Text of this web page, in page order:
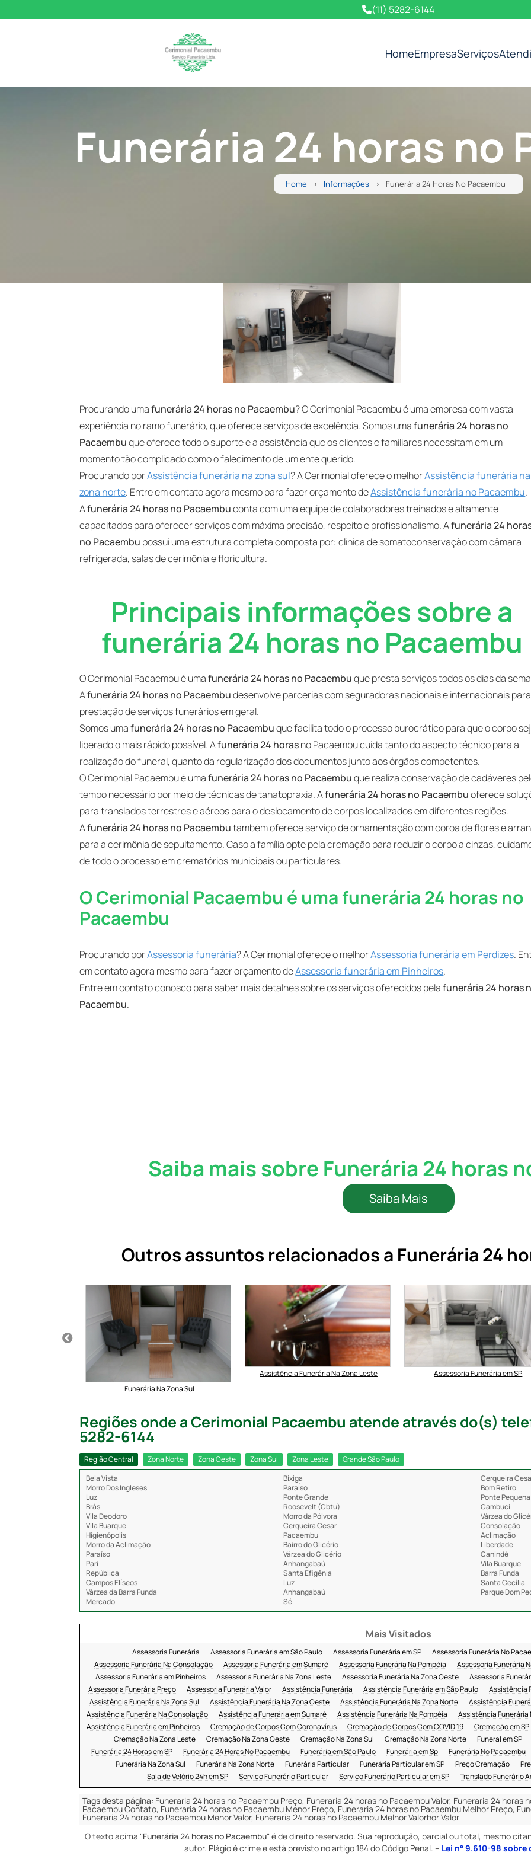
(11) 5282-6144
HomeEmpresaServiços
Funerária 24 horas no
Home Informações Funerária 24 Horas No Pacaembu
Procurando umafunerária 24 horas no Pacaembu? O Cerimonial Pacaembu é uma empresa com vasta
experiência no ramo funerário, que oferece serviços de excelência. Somos umafunerária 24 horas no
Pacaembuque oferece todo o suporte e a assistência que os clientes e familiares necessitam em um
momento tão complicado como o falecimento de um ente querido.
Procurando porAssistência funerária na zona sul? A Cerimonial oferece o melhorAssistência funerária na
zona norte. Entre em contato agora mesmo para fazer orçamento deAssistência funerária no Pacaembu.
Afunerária 24 horas no Pacaembuconta com uma equipe de colaboradores treinados e altamente
capacitados para oferecer serviços com máxima precisão, respeito e profissionalismo. Afunerária 24
no Pacaembu possui uma estrutura completa composta por: clínica de somatoconservação com câmara
refrigerada, salas de cerimônia e floricultura.
Principais informações sobre a
funerária 24 horas no Pacaembu
O Cerimonial Pacaembu é umafunerária 24 horas no Pacaembuque presta serviços todos os dias da
Afunerária 24 horas no Pacaembudesenvolve parcerias com seguradoras nacionais e internacionais para
prestação de serviços funerários em geral.
Somos umafunerária 24 horas no Pacaembuque facilita todo o processo burocrático para que o corpo
liberado o mais rápido possível. Afunerária 24 horasno Pacaembu cuida tanto do aspecto técnico para a
realização do funeral, quanto da regularização dos documentos junto aos órgãos competentes.
O Cerimonial Pacaembu é umafunerária 24 horas no Pacaembuque realiza conservação de cadáveres
tempo necessário por meio de técnicas de tanatopraxia. Afunerária 24 horas no Pacaembuoferece
para translados terrestres e aéreos para o deslocamento de corpos localizados em diferentes regiões.
Afunerária 24 horas no Pacaembutambém oferece serviço de ornamentação com coroa de flores e
para a cerimônia de sepultamento. Caso a família opte pela cremação para reduzir o corpo a cinzas,
de todo o processo em crematórios municipais ou particulares.
O Cerimonial Pacaembu é uma funerária 24 horas no
Pacaembu
Procurando porAssessoria funerária? A Cerimonial oferece o melhorAssessoria funerária em Perdizes.
em contato agora mesmo para fazer orçamento deAssessoria funerária em Pinheiros.
Entre em contato conosco para saber mais detalhes sobre os serviços oferecidos pelafunerária 24 horas
Pacaembu.
Saiba mais sobre Funerária 24 horas
Saiba Mais
Outros assuntos relacionados a Funerária 24
Funerária Na Zona Sul
Assistência Funerária Na Zona Leste Assessoria Funerária em SP
Regiões onde a Cerimonial Pacaembu atende através do(s)
5282-6144
Região Central Zona Norte Zona Oeste Zona Sul Zona Leste
Grande São Paulo
Bela Vista
Bixiga
Cerqueira
Morro Dos Ingleses
ParaÍso
Bom Retiro
Luz
Ponte Grande
Ponte Pequena
Brás
Roosevelt (Cbtu)
Cambuci
Vila Deodoro
Morro da Pólvora
Várzea do
Vila Buarque
Cerqueira Cesar
Consolação
Higienópolis
Pacaembu
Aclimação
Morro da Aclimação
Bairro do Glicério
Liberdade
Paraíso
Várzea do Glicério
Canindé
Pari
Anhangabaú
Vila Buarque
República
Santa Efigênia
Barra Funda
Campos Elíseos
Luz
Santa Cecília
Várzea da Barra Funda
Anhangabaú
Parque Dom
Mercado
Sé
Mais Visitados
Assessoria Funerária Assessoria Funerária em São Paulo Assessoria Funerária em SP Assessoria Funerária No
Assessoria Funerária Na Consolação
Assessoria Funerária em Sumaré Assessoria Funerária Na Pompéia Assessoria Funerária
Assessoria Funerária em Pinheiros
Assessoria Funerária Na Zona Leste Assessoria Funerária Na Zona Oeste Assessoria
Assessoria Funerária Preço
Assessoria Funerária Valor Assistência Funerária Assistência Funerária em São Paulo Assistência
Assistência Funerária Na Zona Sul
Assistência Funerária Na Zona Oeste Assistência Funerária Na Zona Norte Assistência
Assistência Funerária Na Consolação
Assistência Funerária em Sumaré Assistência Funerária Na Pompéia Assistência Funerária
Assistência Funerária em Pinheiros
Cremação de Corpos Com Coronavírus Cremação de Corpos Com COVID 19 Cremação em SP
Cremação Na Zona Leste
Cremação Na Zona Oeste Cremação Na Zona Sul Cremação Na Zona Norte Funeral em SP
Funerária 24 Horas em SP
Funerária 24 Horas No Pacaembu Funerária em São Paulo Funerária em Sp Funerária No Pacaembu
Funerária Na Zona Sul
Funerária Na Zona Norte Funerária Particular Funerária Particular em SP Preço Cremação
Sala de Velório 24h em SP
Serviço Funerário Particular Serviço Funerário Particular em SP Translado Funerário
Tags desta página: Funeraria 24 horas no Pacaembu Preço, Funeraria 24 horas no Pacaembu Valor, Funeraria 24
Pacaembu Contato, Funeraria 24 horas no Pacaembu Menor Preço, Funeraria 24 horas no Pacaembu Melhor Preço,
Funeraria 24 horas no Pacaembu Menor Valor, Funeraria 24 horas no Pacaembu Melhor Valorhor Valor
O texto acima "Funerária 24 horas no Pacaembu" é de direito reservado. Sua reprodução, parcial ou total, mesmo
autor. Plágio é crime e está previsto no artigo 184 do Código Penal. – Lei n° 9.610-98